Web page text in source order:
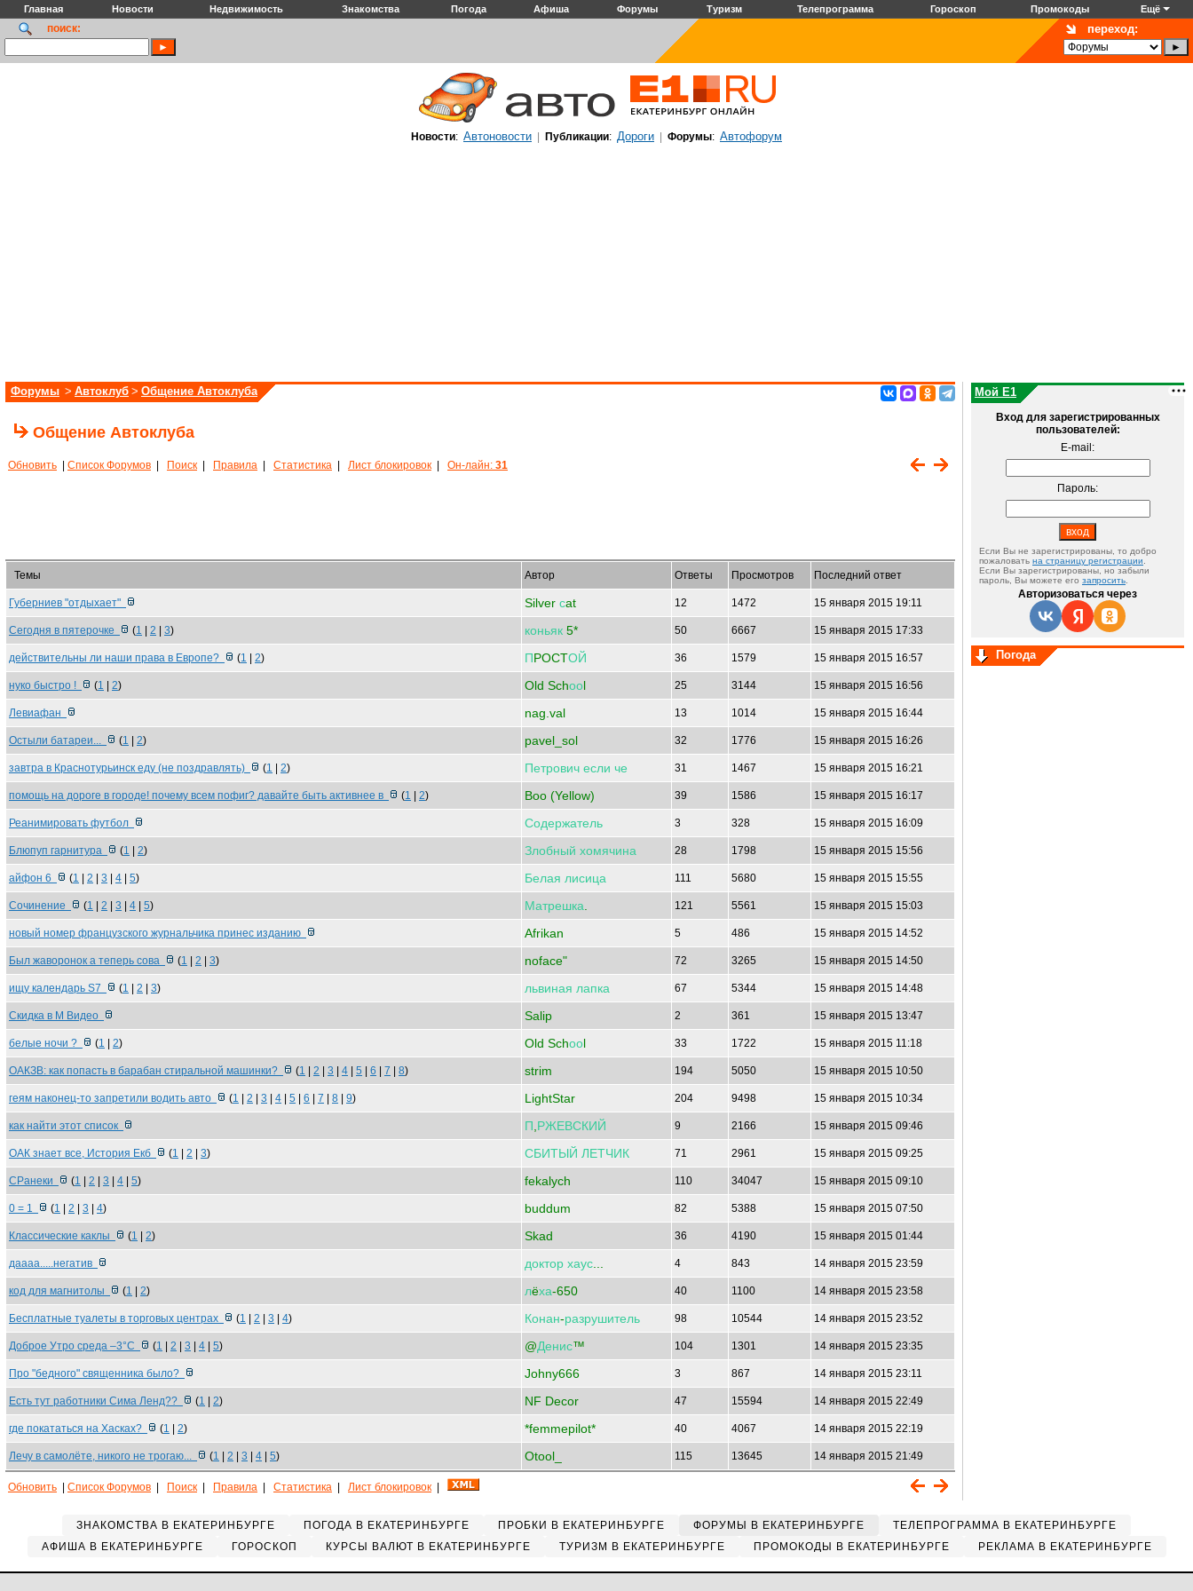
Главная Новости Недвижимость Знакомства Погода Афиша Форумы Туризм Телепрограмма Гороскоп Промокоды Ещё
поиск: переход:
Новости: Автоновости Публикации: Дороги Форумы: Автофорум
Форумы > Автоклуб > Общение Автоклуба
Общение Автоклуба
Обновить Список Форумов Поиск Правила Статистика Лист блокировок Он-лайн: 31
Темы Автор Ответы Просмотров Последний ответ
Губерниев "отдыхает" Silver сat 12 1472 15 января 2015 19:11
Сегодня в пятерочке (1 2 3) коньяк 5* 50 6667 15 января 2015 17:33
действительны ли наши права в Европе? (1 2) ПPOCTОЙ 36 1579 15 января 2015 16:57
нуко быстро ! (1 2) Old Schооl 25 3144 15 января 2015 16:56
Левиафан nag.val 13 1014 15 января 2015 16:44
Остыли батареи... (1 2) pavel_sol 32 1776 15 января 2015 16:26
завтра в Краснотурьинск еду (не поздравлять) (1 2) Петрович если че 31 1467 15 января 2015 16:21
помощь на дороге в городе! почему всем пофиг? давайте быть активнее в (1 2) Boo (Yellow) 39 1586 15 января 2015 16:17
Реанимировать футбол Содержатель 3 328 15 января 2015 16:09
Блюпуп гарнитура (1 2) Злобный хомячина 28 1798 15 января 2015 15:56
айфон 6 (1 2 3 4 5) Белая лисица 111 5680 15 января 2015 15:55
Cочинение (1 2 3 4 5) Матрешка 121 5561 15 января 2015 15:03
новый номер французского журнальчика принес изданию Afrikan 5 486 15 января 2015 14:52
Был жаворонок а теперь сова (1 2 3) noface" 72 3265 15 января 2015 14:50
ищу календарь S7 (1 2 3) львиная лапка 67 5344 15 января 2015 14:48
Скидка в М Видео Salip 2 361 15 января 2015 13:47
белые ночи ? (1 2) Old Schооl 33 1722 15 января 2015 11:18
ОАКЗВ: как попасть в барабан стиральной машинки? (1 2 3 4 5 6 7 8) strim 194 5050 15 января 2015 10:50
геям наконец-то запретили водить авто (1 2 3 4 5 6 7 8 9) LightStar 204 9498 15 января 2015 10:34
как найти этот список П РЖЕВСКИЙ 9 2166 15 января 2015 09:46
ОАК знает все, История Екб (1 2 3) СБИТЫЙ ЛЕТЧИК 71 2961 15 января 2015 09:25
CPанеки (1 2 3 4 5) fekalych 110 34047 15 января 2015 09:10
0 = 1 (1 2 3 4) buddum 82 5388 15 января 2015 07:50
Классические каклы (1 2) Skad 36 4190 15 января 2015 01:44
даааа.....негатив доктор хаус 4 843 14 января 2015 23:59
код для магнитолы (1 2) лёха-650 40 1100 14 января 2015 23:58
Бесплатные туалеты в торговых центрах (1 2 3 4) Конан-разрушитель 98 10544 14 января 2015 23:52
Доброе Утро среда –3°С (1 2 3 4 5) @Денис™ 104 1301 14 января 2015 23:35
Про "бедного" священника было? Johny666 3 867 14 января 2015 23:11
Есть тут работники Сима Ленд?? (1 2) NF Decor 47 15594 14 января 2015 22:49
где покататься на Хасках? (1 2) *femmepilot* 40 4067 14 января 2015 22:19
Лечу в самолёте, никого не трогаю... (1 2 3 4 5) Otool_ 115 13645 14 января 2015 21:49
Обновить Список Форумов Поиск Правила Статистика Лист блокировок
Мой E1
Вход для зарегистрированных
пользователей:
E-mail:
Пароль:
Если Вы не зарегистрированы, то добро
пожаловать на страницу регистрации
Если Вы зарегистрированы, но забыли
пароль, Вы можете его запросить
Авторизоваться через
Погода
ЗНАКОМСТВА В ЕКАТЕРИНБУРГЕ ПОГОДА В ЕКАТЕРИНБУРГЕ ПРОБКИ В ЕКАТЕРИНБУРГЕ ФОРУМЫ В ЕКАТЕРИНБУРГЕ
ТЕЛЕПРОГРАММА В ЕКАТЕРИНБУРГЕ
АФИША В ЕКАТЕРИНБУРГЕ
ГОРОСКОП КУРСЫ ВАЛЮТ В ЕКАТЕРИНБУРГЕ ТУРИЗМ В ЕКАТЕРИНБУРГЕ ПРОМОКОДЫ В ЕКАТЕРИНБУРГЕ РЕКЛАМА В ЕКАТЕРИНБУРГЕ